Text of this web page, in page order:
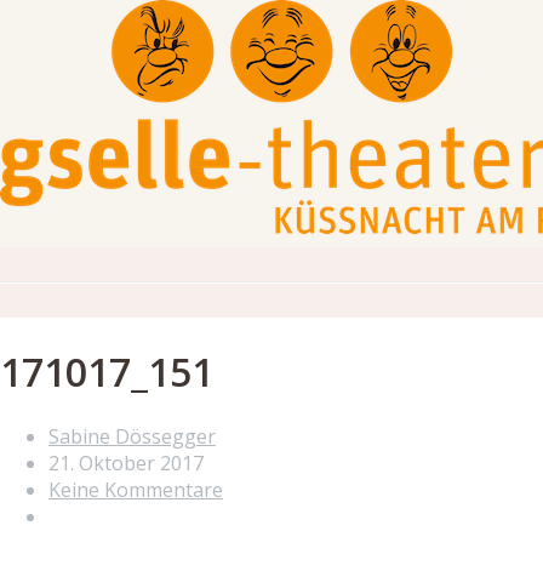
171017_151
Sabine Dössegger
21. Oktober 2017
Keine Kommentare